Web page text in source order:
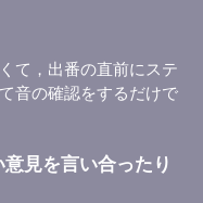
て，出番の直前にステ
音の確認をするだけで
見を言い合ったり